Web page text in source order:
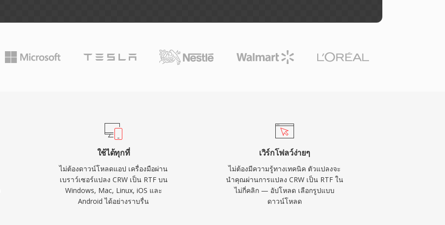
ใช้ได้ทุกที่
ไม่ต้องดาวน์โหลดแอป เครื่องมือผ่าน
เบราว์เซอร์แปลง CRW เป็น RTF บน
Windows, Mac, Linux, iOS และ
Android ได้อย่างราบรื่น
เวิร์กโฟลว์ง่ายๆ
ไม่ต้องมีความรู้ทางเทคนิค ตัวแปลงจะ
นำคุณผ่านการแปลง CRW เป็น RTF ใน
ไม่กี่คลิก — อัปโหลด เลือกรูปแบบ
ดาวน์โหลด